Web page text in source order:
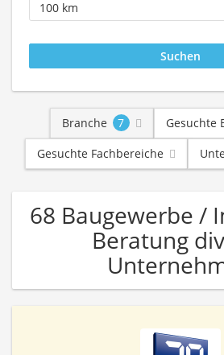
Branche 7
Gesuchte
Gesuchte Fachbereiche
68 Baugewerbe /
Beratung